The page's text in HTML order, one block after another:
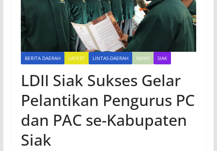
BERITA DAERAH LATEST LINTAS-DAERAH NEWS SIAK
LDII Siak Sukses Gelar
Pelantikan Pengurus PC
dan PAC se-Kabupaten
Siak